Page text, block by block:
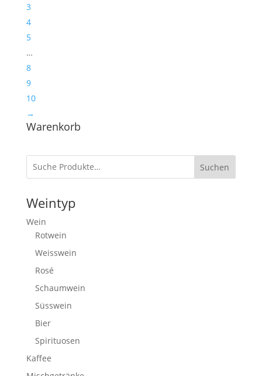
3
4
5
…
8
9
10
→
Warenkorb
Suchen
Weintyp
Wein
Rotwein
Weisswein
Rosé
Schaumwein
Süsswein
Bier
Spirituosen
Kaffee